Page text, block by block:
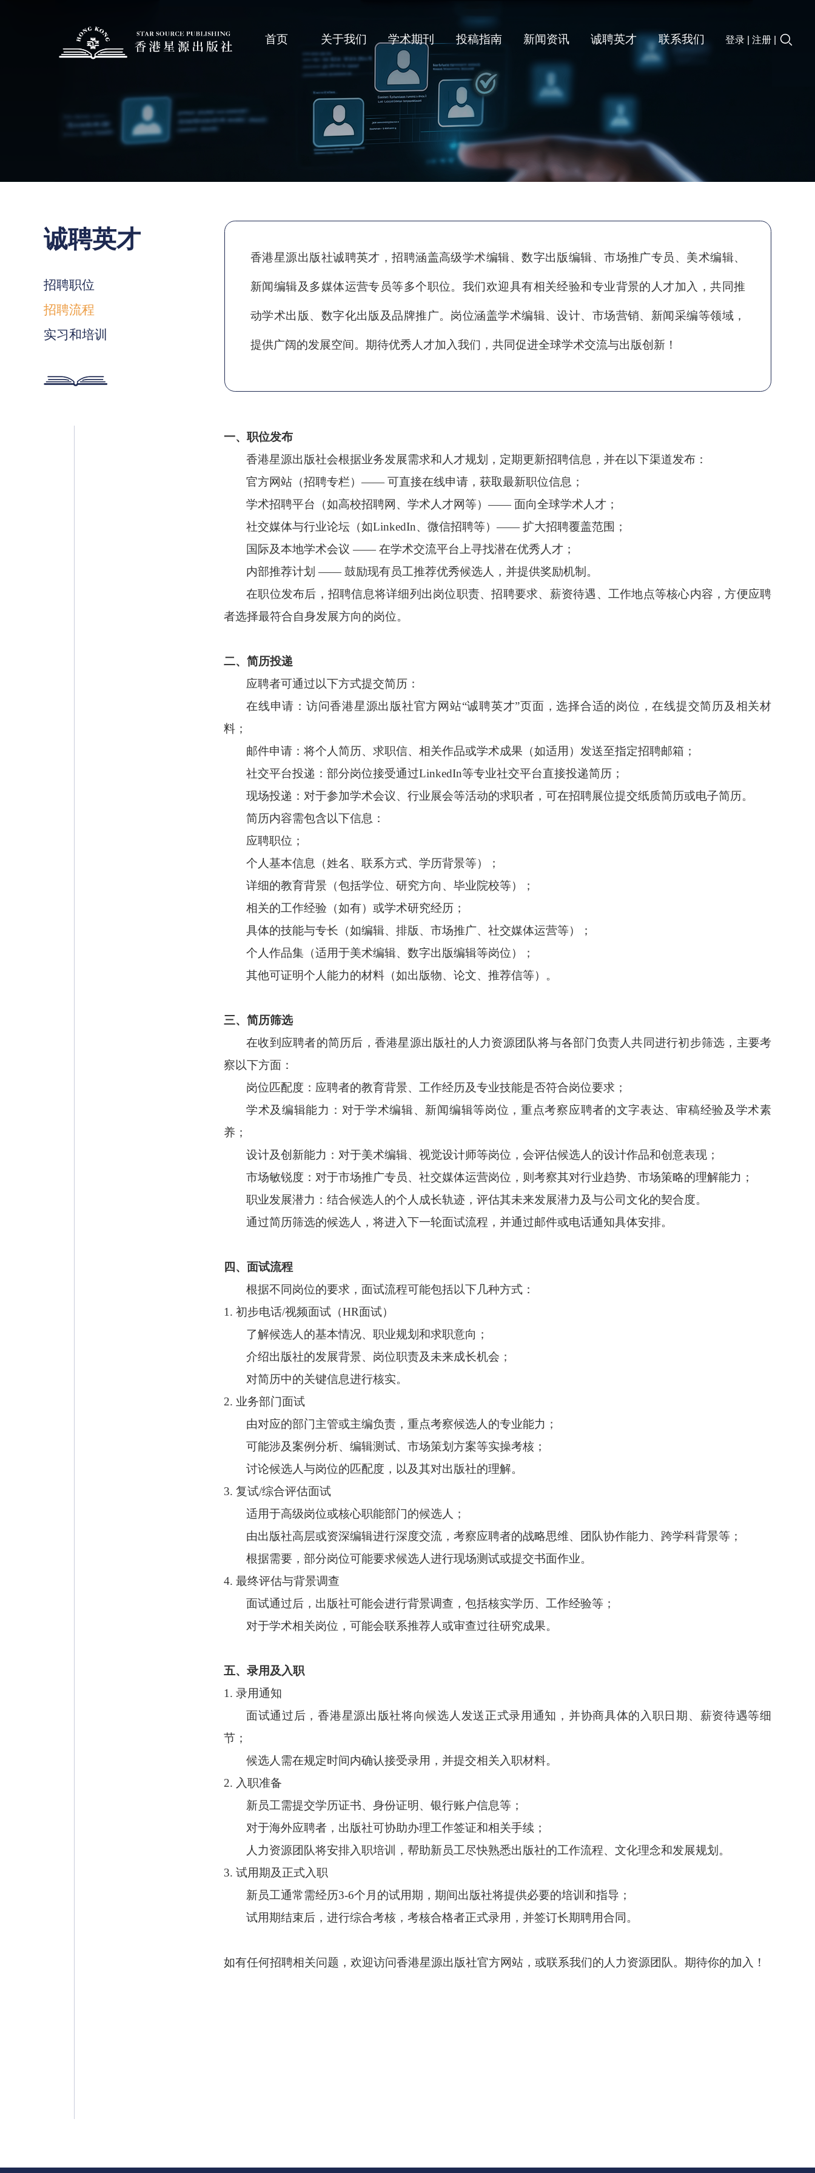
首页 关于我们 学术期刊 投稿指南 新闻资讯 诚聘英才 联系我们 登录 |注册
诚聘英才
招聘职位
招聘流程
实习和培训
香港星源出版社诚聘英才，招聘涵盖高级学术编辑、数字出版编辑、市场推广专员、美术编辑、
新闻编辑及多媒体运营专员等多个职位。我们欢迎具有相关经验和专业背景的人才加入，共同推
动学术出版、数字化出版及品牌推广。岗位涵盖学术编辑、设计、市场营销、新闻采编等领域，
提供广阔的发展空间。期待优秀人才加入我们，共同促进全球学术交流与出版创新！
一、职位发布
香港星源出版社会根据业务发展需求和人才规划，定期更新招聘信息，并在以下渠道发布：
官方网站（招聘专栏）—— 可直接在线申请，获取最新职位信息；
学术招聘平台（如高校招聘网、学术人才网等）—— 面向全球学术人才；
社交媒体与行业论坛（如LinkedIn、微信招聘等）—— 扩大招聘覆盖范围；
国际及本地学术会议 —— 在学术交流平台上寻找潜在优秀人才；
内部推荐计划 —— 鼓励现有员工推荐优秀候选人，并提供奖励机制。
在职位发布后，招聘信息将详细列出岗位职责、招聘要求、薪资待遇、工作地点等核心内容，方便应聘
者选择最符合自身发展方向的岗位。
二、简历投递
应聘者可通过以下方式提交简历：
在线申请：访问香港星源出版社官方网站“诚聘英才”页面，选择合适的岗位，在线提交简历及相关材
料；
邮件申请：将个人简历、求职信、相关作品或学术成果（如适用）发送至指定招聘邮箱；
社交平台投递：部分岗位接受通过LinkedIn等专业社交平台直接投递简历；
现场投递：对于参加学术会议、行业展会等活动的求职者，可在招聘展位提交纸质简历或电子简历。
简历内容需包含以下信息：
应聘职位；
个人基本信息（姓名、联系方式、学历背景等）；
详细的教育背景（包括学位、研究方向、毕业院校等）；
相关的工作经验（如有）或学术研究经历；
具体的技能与专长（如编辑、排版、市场推广、社交媒体运营等）；
个人作品集（适用于美术编辑、数字出版编辑等岗位）；
其他可证明个人能力的材料（如出版物、论文、推荐信等）。
三、简历筛选
在收到应聘者的简历后，香港星源出版社的人力资源团队将与各部门负责人共同进行初步筛选，主要考
察以下方面：
岗位匹配度：应聘者的教育背景、工作经历及专业技能是否符合岗位要求；
学术及编辑能力：对于学术编辑、新闻编辑等岗位，重点考察应聘者的文字表达、审稿经验及学术素
养；
设计及创新能力：对于美术编辑、视觉设计师等岗位，会评估候选人的设计作品和创意表现；
市场敏锐度：对于市场推广专员、社交媒体运营岗位，则考察其对行业趋势、市场策略的理解能力；
职业发展潜力：结合候选人的个人成长轨迹，评估其未来发展潜力及与公司文化的契合度。
通过简历筛选的候选人，将进入下一轮面试流程，并通过邮件或电话通知具体安排。
四、面试流程
根据不同岗位的要求，面试流程可能包括以下几种方式：
1. 初步电话/视频面试（HR面试）
了解候选人的基本情况、职业规划和求职意向；
介绍出版社的发展背景、岗位职责及未来成长机会；
对简历中的关键信息进行核实。
2. 业务部门面试
由对应的部门主管或主编负责，重点考察候选人的专业能力；
可能涉及案例分析、编辑测试、市场策划方案等实操考核；
讨论候选人与岗位的匹配度，以及其对出版社的理解。
3. 复试/综合评估面试
适用于高级岗位或核心职能部门的候选人；
由出版社高层或资深编辑进行深度交流，考察应聘者的战略思维、团队协作能力、跨学科背景等；
根据需要，部分岗位可能要求候选人进行现场测试或提交书面作业。
4. 最终评估与背景调查
面试通过后，出版社可能会进行背景调查，包括核实学历、工作经验等；
对于学术相关岗位，可能会联系推荐人或审查过往研究成果。
五、录用及入职
1. 录用通知
面试通过后，香港星源出版社将向候选人发送正式录用通知，并协商具体的入职日期、薪资待遇等细
节；
候选人需在规定时间内确认接受录用，并提交相关入职材料。
2. 入职准备
新员工需提交学历证书、身份证明、银行账户信息等；
对于海外应聘者，出版社可协助办理工作签证和相关手续；
人力资源团队将安排入职培训，帮助新员工尽快熟悉出版社的工作流程、文化理念和发展规划。
3. 试用期及正式入职
新员工通常需经历3-6个月的试用期，期间出版社将提供必要的培训和指导；
试用期结束后，进行综合考核，考核合格者正式录用，并签订长期聘用合同。
如有任何招聘相关问题，欢迎访问香港星源出版社官方网站，或联系我们的人力资源团队。期待你的加入！